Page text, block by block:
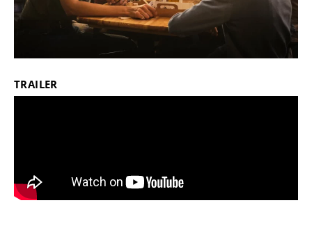
TRAILER